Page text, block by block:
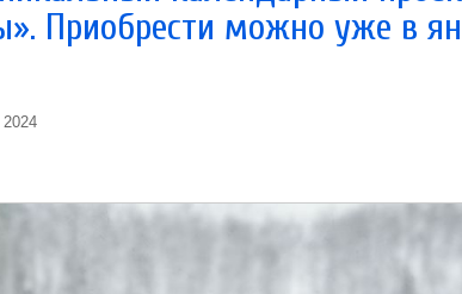
Приобрести можно уже в
2024